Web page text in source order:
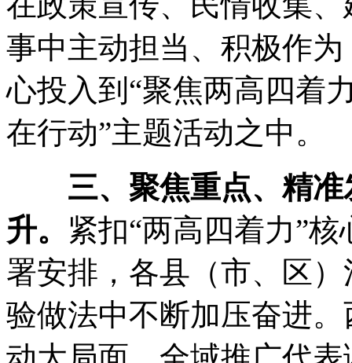
事中主动担当、积极作为
心投入到“聚焦两高四着
在行动”主题活动之中 。
三、聚焦重点、精准
升。 紧扣“两高四着力”核
署安排 ， 各县（市、区
验做法中不断加压奋进。